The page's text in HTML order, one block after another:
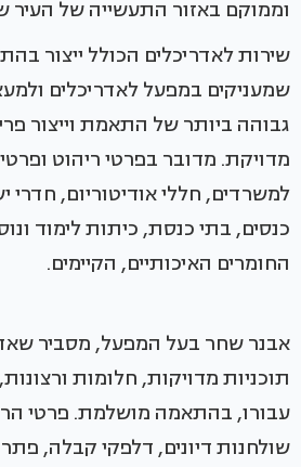
וממוקם באזור התעשייה של
שירות לאדריכלים הכולל ייצור
שמעניקים במפעל לאדריכלים
גבוהה ביותר של התאמת וייצור
מדויקת. מדובר בפרטי ריהוט
למשרדים, חללי אודיטוריום, חדרי
כנסים, בתי כנסת, כיתות לימוד
החומרים האיכותיים, הקיימים.
אבנר שחר בעל המפעל, מסביר
תוכניות מדויקות, חלומות
עבורו, בהתאמה מושלמת. פרטי
שולחנות דיונים, דלפקי קבלה,